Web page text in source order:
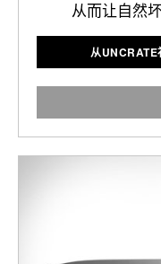
从而让自然
从UNCRATE